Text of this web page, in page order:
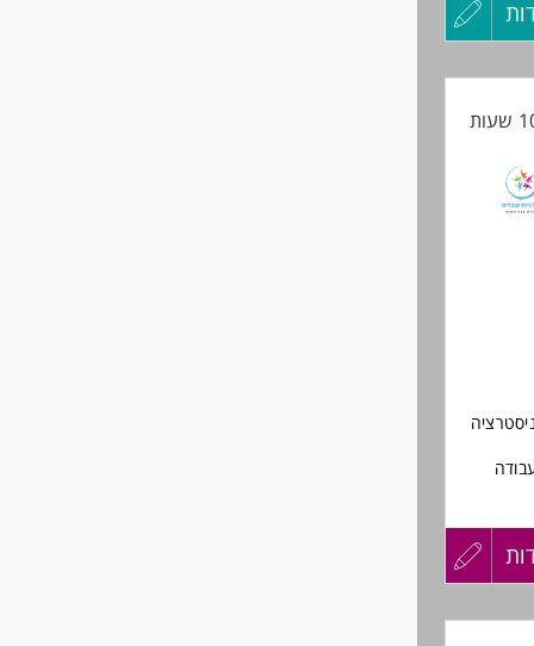
עדכון
עדכון